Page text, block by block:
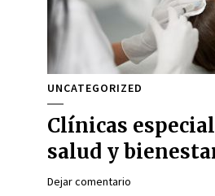
UNCATEGORIZED
Clínicas
salud y
Dejar comentario